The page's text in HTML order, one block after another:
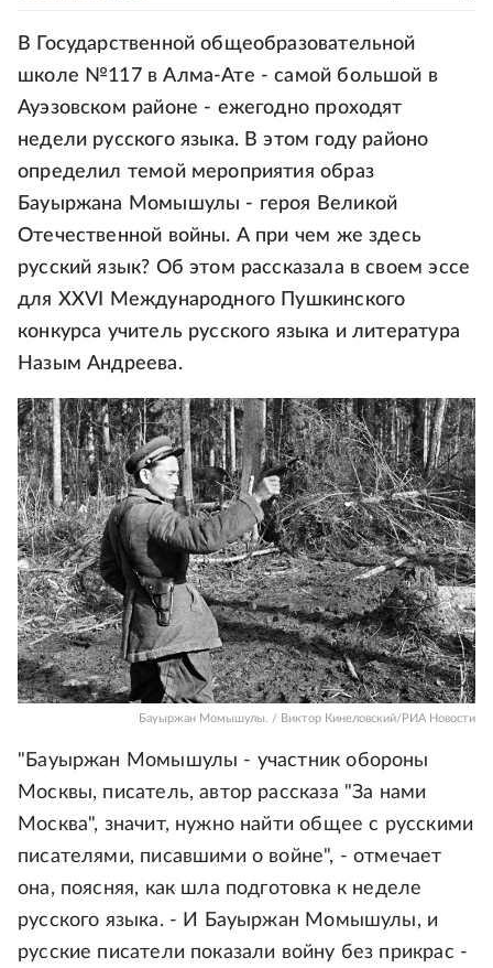
В Государственной общеобразовательной
школе №117 в Алма-Ате - самой большой в
Ауэзовском районе - ежегодно проходят
недели русского языка. В этом году районо
определил темой мероприятия образ
Бауыржана Момышулы - героя Великой
Отечественной войны. А при чем же здесь
русский язык? Об этом рассказала в своем эссе
для XXVI Международного Пушкинского
конкурса учитель русского языка и литература
Назым Андреева.
Бауыржан Момышулы. / Виктор Кинеловский/РИА Новости
"Бауыржан Момышулы - участник обороны
Москвы, писатель, автор рассказа "За нами
Москва", значит, нужно найти общее с русскими
писателями, писавшими о войне", - отмечает
она, поясняя, как шла подготовка к неделе
русского языка. - И Бауыржан Момышулы, и
русские писатели показали войну без прикрас -